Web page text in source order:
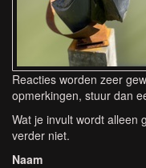
Reacties worden zeer
opmerkingen, stuur dan
Wat je invult wordt alleen
verder niet.
Naam